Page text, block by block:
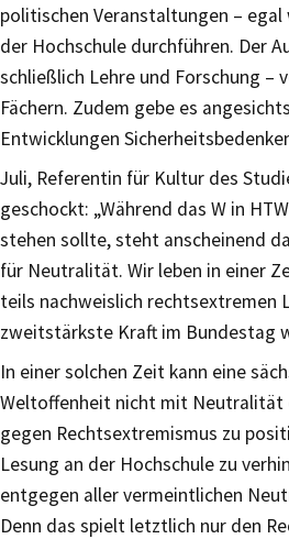
politischen Veranstaltungen – egal
der Hochschule durchführen. Der
schließlich Lehre und Forschung –
Fächern. Zudem gebe es
Entwicklungen
Juli, Referentin für Kultur des
geschockt: „Während das W in
stehen sollte, steht anscheinend
für Neutralität. Wir leben in einer
teils nachweislich rechtsextremen
zweitstärkste Kraft im Bundestag
In einer solchen Zeit kann eine
Weltoffenheit nicht mit Neutralität
gegen Rechtsextremismus zu
Lesung an der Hochschule zu
entgegen aller vermeintlichen
Denn das spielt letztlich nur den